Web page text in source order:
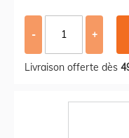
- +
Livraison offerte dès